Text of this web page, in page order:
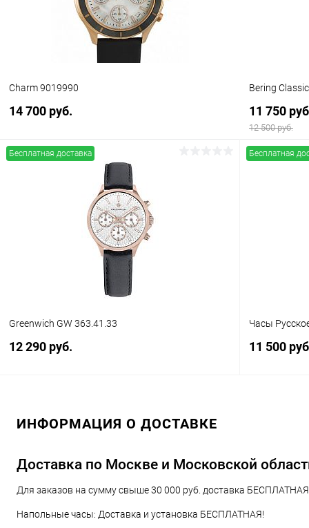
Charm 9019990
14 700 руб.
В корзину
Сравнение
В наличии
Bering
11 750
12 500 руб.
Купить в 1
В
Бесплатная доставка
Greenwich GW 363.41.33
12 290 руб.
В избранное В наличии
Бесплатная
Часы
11 500
В
ИНФОРМАЦИЯ О ДОСТАВКЕ
Доставка по Москве и Московской
Для заказов на сумму свыше 30 000 руб. доставка
Напольные часы: Доставка и установка БЕСПЛАТНАЯ!